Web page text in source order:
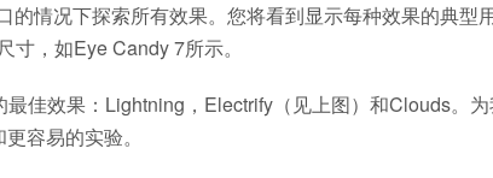
情况下探索所有效果。您将看到显示每种效果的典型
，如Eye Candy 7所示。
佳效果：Lightning，Electrify（见上图）和Clouds。
容易的实验。